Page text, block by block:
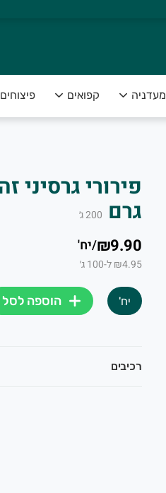
מעדניה קפואים פיצוחים
גרם 200ג׳
₪9.90
/יח'
₪4.95 ל-100 ג׳
יח' הוספה לסל
רכיבים